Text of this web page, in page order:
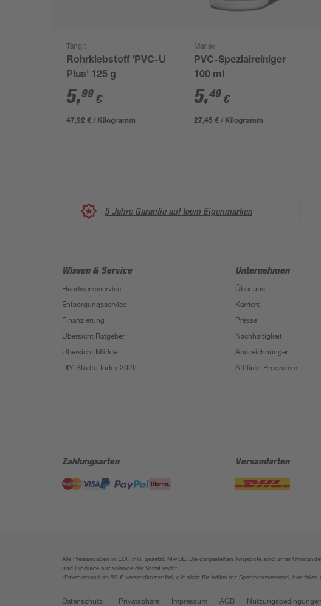
Tangit
Rohrklebstoff 'PVC-U
Plus' 125 g
5,99 €
47,92 € / Kilogramm
Marley
PVC-Spezialreiniger
100 ml
5,49 €
27,45 € / Kilogramm
5 Jahre Garantie auf toom Eigenmarken
Wissen & Service
Handwerksservice
Entsorgungsservice
Finanzierung
Übersicht Ratgeber
Übersicht Märkte
DIY-Städte-Index 2026
Unternehmen
Über uns
Karriere
Presse
Nachhaltigkeit
Auszeichnungen
Affiliate-Programm
Zahlungsarten Versandarten
Alle Preisangaben in EUR inkl. gesetzl. MwSt.. Die dargestellten Angebote sind unter
und Produkte nur solange der Vorrat reicht.
*Paketversand ab 59 € versandkostenfrei, gilt nicht für Artikel mit Speditionsversand, hier fallen
Datenschutz Privatsphäre Impressum AGB Nutzungsbedingungen